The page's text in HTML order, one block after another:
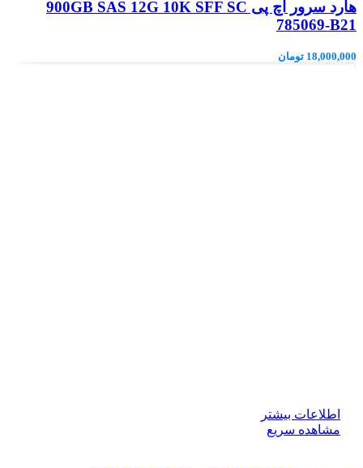
هارد سرور اچ پی 900GB SAS 12G 10K SFF SC
785069-B21
18,000,000 تومان
اطلاعات بیشتر
مشاهده سریع